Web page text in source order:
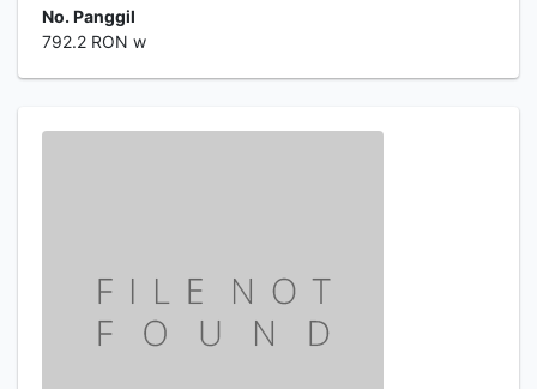
No. Panggil
792.2 RON w